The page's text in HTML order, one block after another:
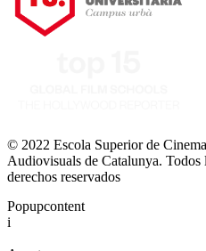
© 2022 Escola Superior de
Audiovisuals de Catalunya. Todos
derechos reservados
Popupcontent
i